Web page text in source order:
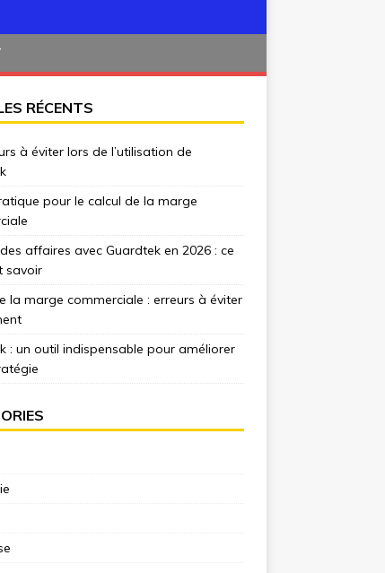
RÉCENTS
à éviter lors de l’utilisation de
pour le calcul de la marge
affaires avec Guardtek en 2026 : ce
savoir
la marge commerciale : erreurs à éviter
: un outil indispensable pour améliorer